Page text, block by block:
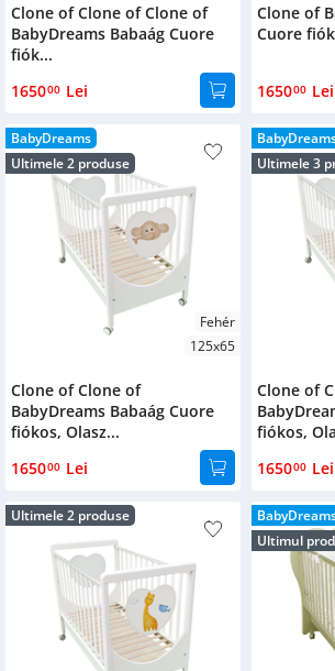
Clone of Clone of Clone of
BabyDreams Babaág Cuore
fiók...
165000 Lei
Clone of
Cuore
165000 Lei
BabyDreams
Ultimele 2 produse
Fehér
125x65
Clone of Clone of
BabyDreams Babaág Cuore
fiókos, Olasz...
165000 Lei
Ultimele 3
Clone of
fiókos,
165000 Lei
Ultimele 2 produse
Ultimul